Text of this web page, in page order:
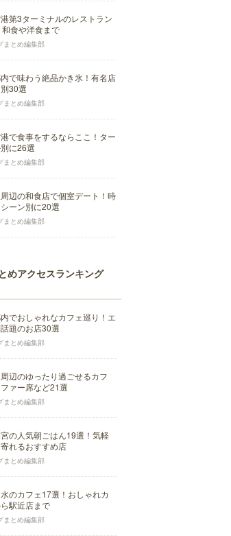
第3ターミナルのレストラン
食や洋食まで
まとめ編集部
で味わう絶品かき氷！有名店
30選
まとめ編集部
で食事をするならここ！ター
に26選
まとめ編集部
辺の和食店で個室デート！時
ーン別に20選
まとめ編集部
めアクセスランキング
でおしゃれなカフェ巡り！エ
題のお店30選
まとめ編集部
辺のゆったり過ごせるカフ
ァー席など21選
まとめ編集部
の人気朝ごはん19選！気軽
れるおすすめ店
まとめ編集部
のカフェ17選！おしゃれカ
駅近店まで
まとめ編集部